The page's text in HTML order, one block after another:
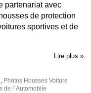
partenariat avec
de protection
sportives et de
Lire plus »
, Photos Housses Voiture
de l´Automobile